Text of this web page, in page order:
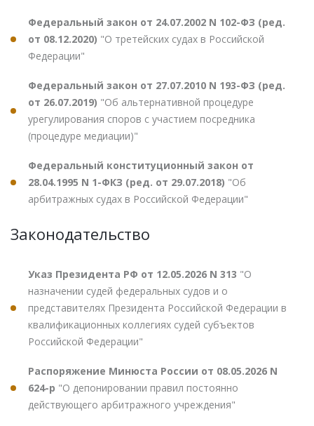
Федеральный закон от 24.07.2002 N 102-ФЗ (ред.
от 08.12.2020) "О третейских судах в Российской
Федерации"
Федеральный закон от 27.07.2010 N 193-ФЗ (ред.
от 26.07.2019) "Об альтернативной процедуре
урегулирования споров с участием посредника
(процедуре медиации)"
Федеральный конституционный закон от
28.04.1995 N 1-ФКЗ (ред. от 29.07.2018) "Об
арбитражных судах в Российской Федерации"
Законодательство
Указ Президента РФ от 12.05.2026 N 313 "О
назначении судей федеральных судов и о
представителях Президента Российской Федерации в
квалификационных коллегиях судей субъектов
Российской Федерации"
Распоряжение Минюста России от 08.05.2026 N
624-р "О депонировании правил постоянно
действующего арбитражного учреждения"